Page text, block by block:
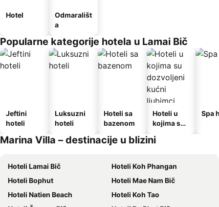
Hotel
Odmarališt
a
Popularne kategorije hotela u Lamai Bič
Jeftini
hoteli
Luksuzni
hoteli
Hoteli sa
bazenom
Hoteli u
kojima su
kućni
Spa
Marina Villa – destinacije u blizini
Hoteli Lamai Bič
Hoteli Koh Phangan
Hoteli Bophut
Hoteli Mae Nam Bič
Hoteli Natien Beach
Hoteli Koh Tao